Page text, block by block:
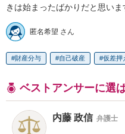
きは始まったばかりだと思いま
匿名希望 さん
財産分与 自己破産 仮差押
ベストアンサーに選
内藤 政信 弁護士